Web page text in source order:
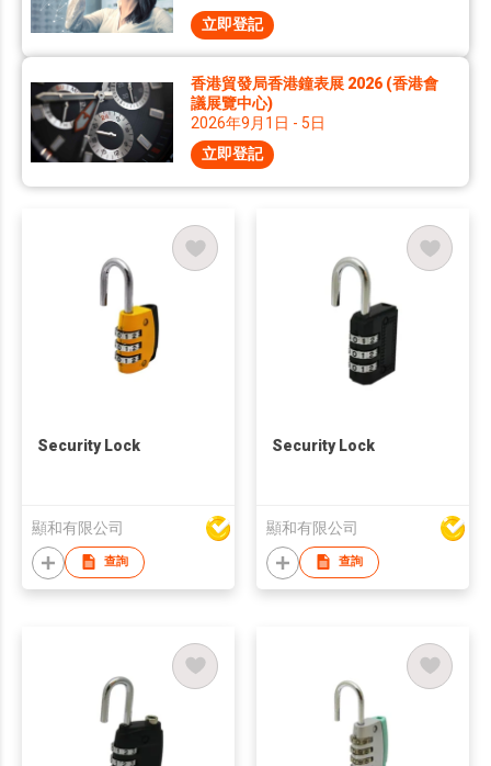
立即登記
香港貿發局香港鐘表展 2026 (香港會
議展覽中心)
2026年9月1日 - 5日
立即登記
Security Lock
顯和有限公司
查詢
Security Lock
顯和有限公司
查詢